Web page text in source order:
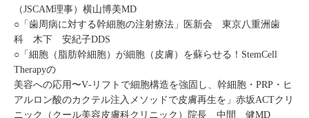
（JSCAM理事）横山博美MD
○「歯周病に対する幹細胞の注射療法」医新会 東京八重洲歯
科 木下 安紀子DDS
○「細胞（脂肪幹細胞）が細胞（皮膚）を蘇らせる！StemCell
Therapyの
美容への応用〜V‐リフトで細胞構造を強固し、幹細胞・PRP・ヒ
アルロン酸のカクテル注入メソッドで皮膚再生を」赤坂ACTクリ
ニック（クール美容皮膚科クリニック）院長 中間 健MD